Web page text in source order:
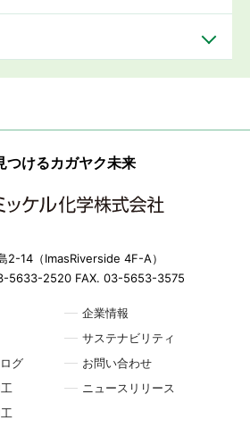
つけるカガヤク未来
2-14（ImasRiverside 4F-A）
5633-2520 FAX. 03-5653-3575
グ
企業情報
サステナビリティ
お問い合わせ
ニュースリリース